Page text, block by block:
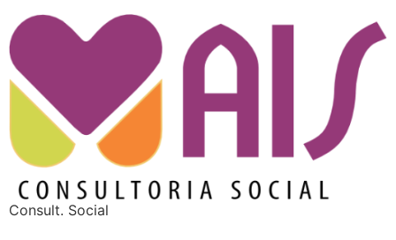
Consult. Social